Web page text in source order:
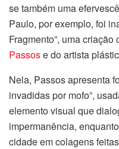
se também uma
Paulo, por exemplo, foi
Fragmento”, uma
Passose do artista
Nela, Passos apresenta
invadidas por mofo”,
elemento visual que
impermanência,
cidade em colagens